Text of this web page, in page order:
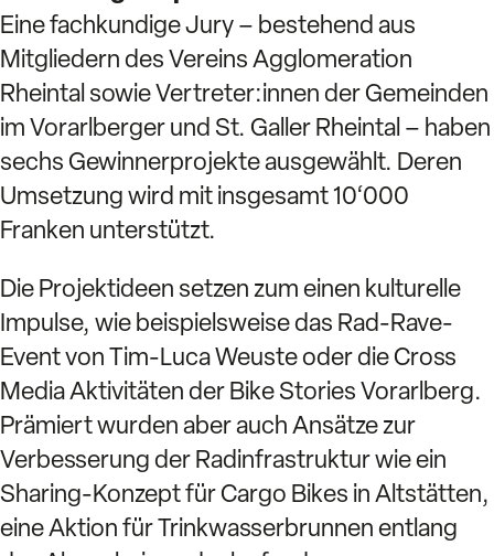
Eine fachkundige Jury – bestehend aus
Mitgliedern des Vereins Agglomeration
Rheintal sowie Vertreter:innen der Gemeinden
im Vorarlberger und St. Galler Rheintal – haben
sechs Gewinnerprojekte ausgewählt. Deren
Umsetzung wird mit insgesamt 10‘000
Franken unterstützt.
Die Projektideen setzen zum einen kulturelle
Impulse, wie beispielsweise das Rad-Rave-
Event von Tim-Luca Weuste oder die Cross
Media Aktivitäten der Bike Stories Vorarlberg.
Prämiert wurden aber auch Ansätze zur
Verbesserung der Radinfrastruktur wie ein
Sharing-Konzept für Cargo Bikes in Altstätten,
eine Aktion für Trinkwasserbrunnen entlang